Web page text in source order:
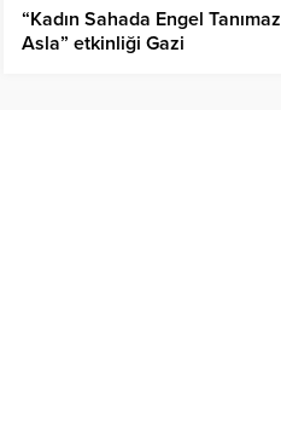
“Kadın Sahada Engel Tanımaz
Asla” etkinliği Gazi